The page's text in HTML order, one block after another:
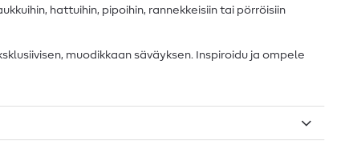
hattuihin, pipoihin, rannekkeisiin tai pörröisiin
muodikkaan säväyksen. Inspiroidu ja ompele